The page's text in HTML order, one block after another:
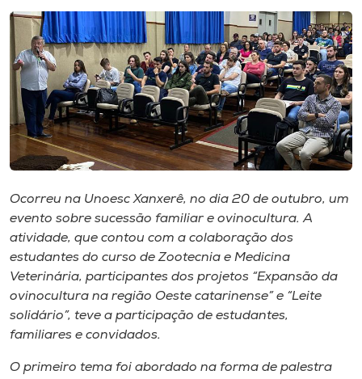
I.nova
Diplomados
Cultura
CPA
Biblioteca
Editora
Rádio
Museu
Ocorreu na Unoesc Xanxerê, no dia 20 de outubro, um
evento sobre sucessão familiar e ovinocultura. A
atividade, que contou com a colaboração dos
estudantes do curso de Zootecnia e Medicina
Veterinária, participantes dos projetos “Expansão da
ovinocultura na região Oeste catarinense” e “Leite
solidário”, teve a participação de estudantes,
familiares e convidados.
O primeiro tema foi abordado na forma de palestra